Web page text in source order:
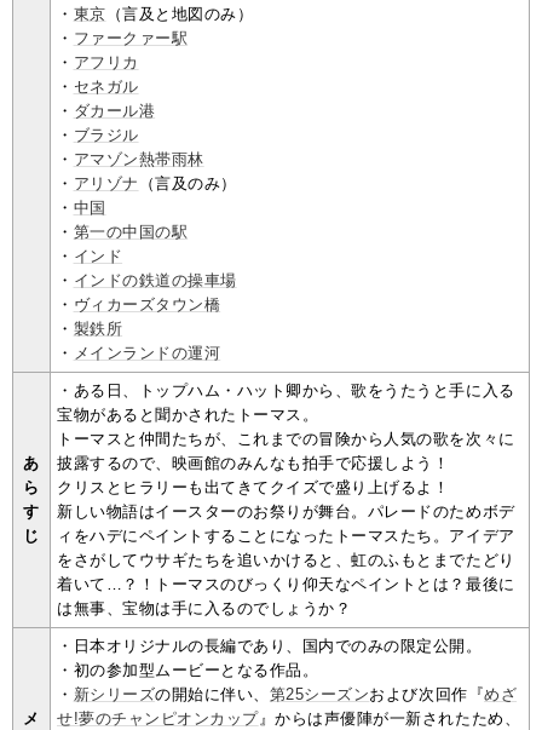
・ 東京 （言及と地図のみ）
・ ファークァー駅
・ アフリカ
・ セネガル
・ ダカール港
・ ブラジル
・ アマゾン熱帯雨林
・ アリゾナ
（言及のみ）
・ 中国
・ 第一の中国の駅
・ インド
・ インドの鉄道の操車場
・ ヴィカーズタウン橋
・ 製鉄所
・ メインランドの運河
あ
ら
す
じ
・ある日、トップハム・ハット卿から、歌をうたうと手に入る
宝物があると聞かされたトーマス。
トーマスと仲間たちが、これまでの冒険から人気の歌を次々に
披露するので、映画館のみんなも拍手で応援しよう！
クリスとヒラリーも出てきてクイズで盛り上げるよ！
新しい物語はイースターのお祭りが舞台。パレードのためボデ
ィをハデにペイントすることになったトーマスたち。アイデア
をさがしてウサギたちを追いかけると、虹のふもとまでたどり
着いて…？！トーマスのびっくり仰天なペイントとは？最後に
は無事、宝物は手に入るのでしょうか？
メ
・日本オリジナルの長編であり、国内でのみの限定公開。
・初の参加型ムービーとなる作品。
・ 新シリーズの開始に伴い、 第25シーズンおよび次回作『めざ
せ!夢のチャンピオンカップ』からは声優陣が一新されたため、